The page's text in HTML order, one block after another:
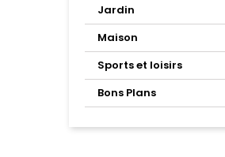
Jardin
Maison
Sports et loisirs
Bons Plans